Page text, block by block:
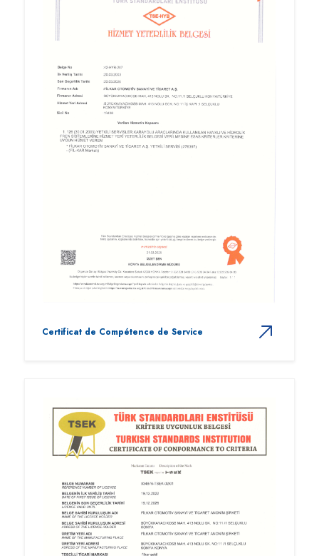
Certificat de Compétence de Service